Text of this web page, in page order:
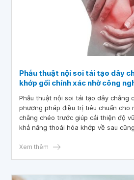
Phẫu thuật nội soi tái tạo dây
khớp gối chính xác nhờ công
Phẫu thuật nội soi tái tạo dây chằng
phương pháp điều trị tiêu chuẩn cho
chằng chéo trước giúp cải thiện độ
khả năng thoái hóa khớp về sau
Xem thêm